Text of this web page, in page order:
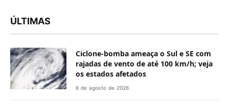
ÚLTIMAS
Ciclone-bomba ameaça o Sul e SE com
rajadas de vento de até 100 km/h; veja
os estados afetados
6 de agosto de 2026